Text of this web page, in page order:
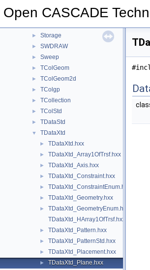
Open CASCADE
► StepVisual
► Storage
► SWDRAW
► Sweep
► TColGeom
► TColGeom2d
► TColgp
► TCollection
► TColStd
► TDataStd
▼ TDataXtd
► TDataXtd.hxx
► TDataXtd_Array1OfTrsf.hxx
► TDataXtd_Axis.hxx
► TDataXtd_Constraint.hxx
► TDataXtd_ConstraintEnum.hxx
► TDataXtd_Geometry.hxx
►
TDataXtd_GeometryEnum.hxx
TDataXtd_HArray1OfTrsf.hxx
► TDataXtd_Pattern.hxx
► TDataXtd_PatternStd.hxx
► TDataXtd_Placement.hxx
► TDataXtd_Plane.hxx